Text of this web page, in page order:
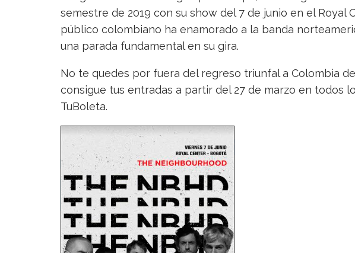
semestre de 2019 con su show del 7 de junio en el Royal
público colombiano ha enamorado a la banda
una parada fundamental en su gira.
No te quedes por fuera del regreso triunfal a Colombia
consigue tus entradas a partir del 27 de marzo en todos
TuBoleta.